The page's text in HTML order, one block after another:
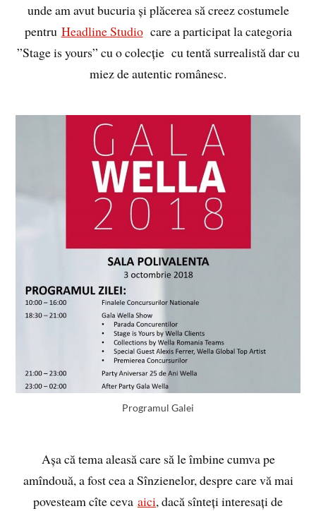
unde am avut bucuria și plăcerea să creez costumele
pentru Headline Studiocare a participat la categoria
”Stage is yours” cu o colecție cu tentă surrealistă dar cu
miez de autentic românesc.
Programul Galei
Așa că tema aleasă care să le îmbine cumva pe
amîndouă, a fost cea a Sînzienelor, despre care vă mai
povesteam cîte ceva aici, dacă sînteți interesați de